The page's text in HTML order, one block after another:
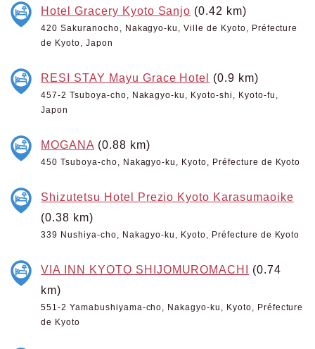
Hotel Gracery Kyoto Sanjo (0.42 km)
420 Sakuranocho, Nakagyo-ku, Ville de Kyoto, Préfecture
de Kyoto, Japon
RESI STAY Mayu Grace Hotel (0.9 km)
457-2 Tsuboya-cho, Nakagyo-ku, Kyoto-shi, Kyoto-fu,
Japon
MOGANA (0.88 km)
450 Tsuboya-cho, Nakagyo-ku, Kyoto, Préfecture de Kyoto
Shizutetsu Hotel Prezio Kyoto Karasumaoike
(0.38 km)
339 Nushiya-cho, Nakagyo-ku, Kyoto, Préfecture de Kyoto
VIA INN KYOTO SHIJOMUROMACHI (0.74
km)
551-2 Yamabushiyama-cho, Nakagyo-ku, Kyoto, Préfecture
de Kyoto